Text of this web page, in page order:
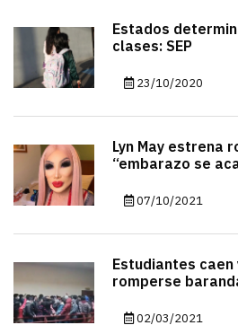
Estados
clases: SEP
23/10/2020
Lyn May estrena
“embarazo se
07/10/2021
Estudiantes caen
romperse
02/03/2021